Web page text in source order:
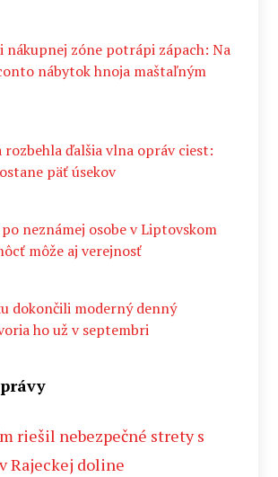
nákupnej zóne potrápi zápach: Na
nábytok hnoja maštaľným
rozbehla ďalšia vlna opráv ciest:
päť úsekov
neznámej osobe v Liptovskom
môže aj verejnosť
dokončili moderný denný
ho už v septembri
riešil nebezpečné strety s
Rajeckej doline